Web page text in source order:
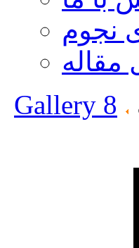
نجوم
مقاله
Gallery 8